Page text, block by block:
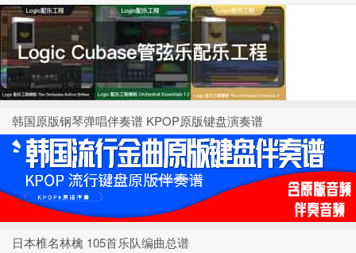
韩国原版钢琴弹唱伴奏谱 KPOP原版键盘演奏谱
日本椎名林檎 105首乐队编曲总谱